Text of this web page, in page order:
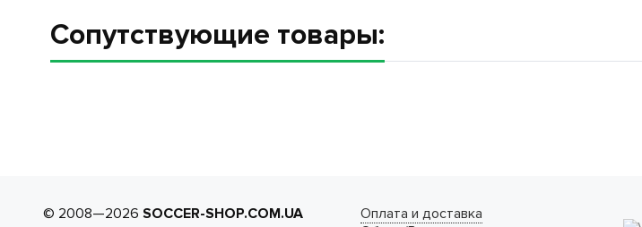
Сопутствующие товары:
© 2008—2026 SOCCER-SHOP.COM.UA
Оплата и доставка